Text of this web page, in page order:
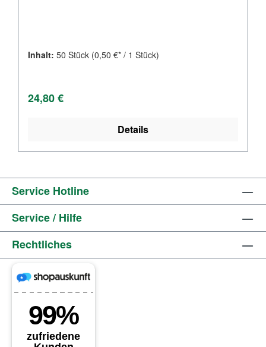
Inhalt: 50 Stück (0,50 €* / 1 Stück)
Regulärer Preis:
24,80 €
Details
Service Hotline
Service / Hilfe
Rechtliches